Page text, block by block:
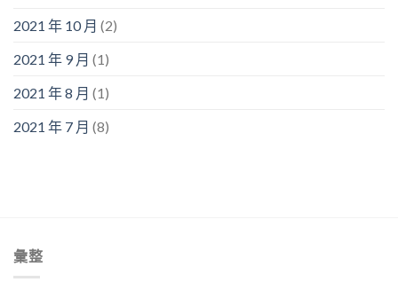
2021 年 10 月 (2)
2021 年 9 月 (1)
2021 年 8 月 (1)
2021 年 7 月 (8)
彙整